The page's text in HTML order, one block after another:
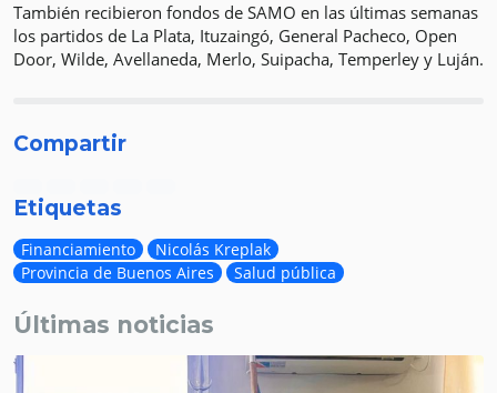
También recibieron fondos de SAMO en las últimas semanas
los partidos de La Plata, Ituzaingó, General Pacheco, Open
Door, Wilde, Avellaneda, Merlo, Suipacha, Temperley y Luján.
Compartir
Etiquetas
Financiamiento
Nicolás Kreplak
Provincia de Buenos Aires
Salud pública
Últimas noticias